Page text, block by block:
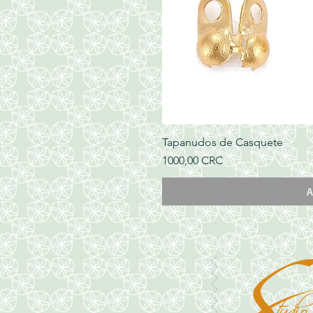
Tapanudos de Casquete
Precio
1000,00 CRC